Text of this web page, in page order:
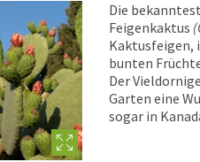
Die
Feigenkaktus
Kaktusfeigen,
bunten
Der
Garten eine
sogar in